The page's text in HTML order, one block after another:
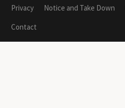
Privacy
Notice and Take Down
Contact